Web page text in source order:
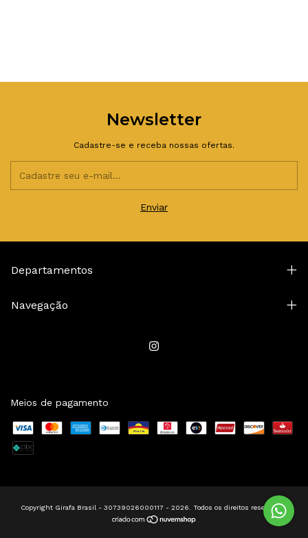
Newsletter
Cadastre-se e receba nossas ofertas.
Departamentos
Navegação
Meios de pagamento
Copyright Girafa Brasil - 30739026000117 - 2026. Todos os direitos reservados.